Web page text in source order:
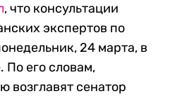
, что консультации
экспертов по
24 марта, в
его словам,
возглавят сенатор